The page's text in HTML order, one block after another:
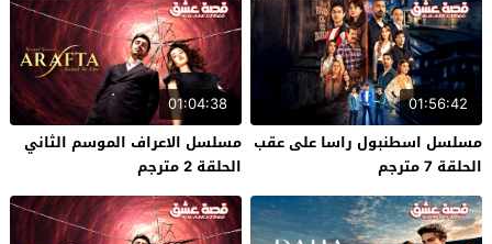
01:56:42
مسلسل اسطنبول راسا على عقب
الحلقة 7 مترجم
01:04:38
مسلسل الاعراف الموسم الثاني
الحلقة 2 مترجم